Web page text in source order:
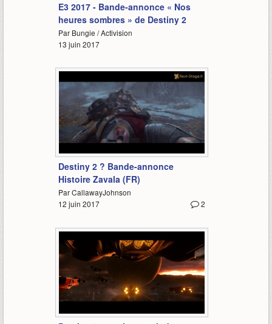
E3 2017 - Bande-annonce « Nos
heures sombres » de Destiny 2
Par Bungie / Activision
13 juin 2017
Destiny 2 ? Bande-annonce
Histoire Zavala (FR)
Par CallawayJohnson
2
12 juin 2017